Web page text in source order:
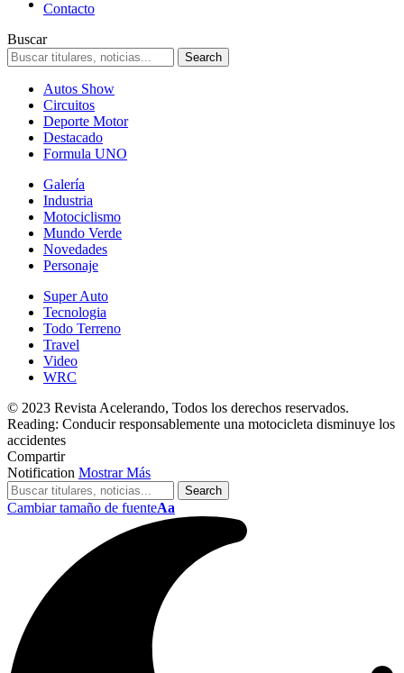
Contacto
Buscar
Autos Show
Circuitos
Deporte Motor
Destacado
Formula UNO
Galería
Industria
Motociclismo
Mundo Verde
Novedades
Personaje
Super Auto
Tecnologia
Todo Terreno
Travel
Video
WRC
© 2023 Revista Acelerando, Todos los derechos reservados.
Reading: Conducir responsablemente una motocicleta disminuye los
accidentes
Compartir
Notification Mostrar Más
Cambiar tamaño de fuenteAa